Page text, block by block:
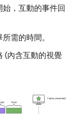
始，互動的事件回
需的時間。
(內含互動的視覺